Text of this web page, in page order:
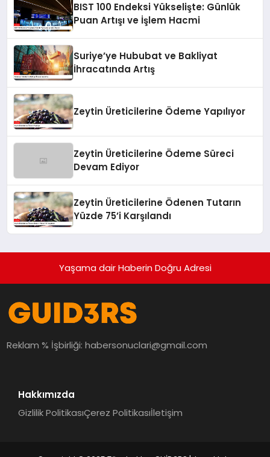
BIST 100 Endeksi Yükselişte: Günlük
Puan Artışı ve İşlem Hacmi
Suriye’ye Hububat ve Bakliyat
İhracatında Artış
Zeytin Üreticilerine Ödeme Yapılıyor
Zeytin Üreticilerine Ödeme Süreci
Devam Ediyor
Zeytin Üreticilerine Ödenen Tutarın
Yüzde 75’i Karşılandı
Yaşama dair Haberin Doğru Adresi
Reklam % İşbirliği:habersonuclari@gmail.com
Hakkımızda
Gizlilik PolitikasıÇerez Politikasıİletişim